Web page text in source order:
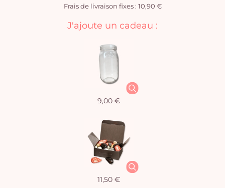
Frais de livraison fixes : 10,90 €
J'ajoute un cadeau :
9,00 €
11,50 €